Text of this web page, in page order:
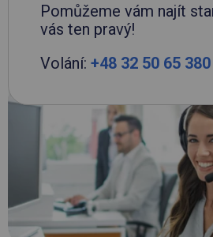
Pomůžeme vám najít
vás ten pravý!
Volání: +48 32 50 65 380